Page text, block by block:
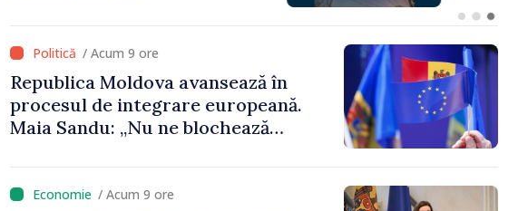
/ Acum 9 ore
Republica Moldova avansează în
procesul de integrare europeană.
Maia Sandu: „Nu ne blochează
/ Acum 9 ore